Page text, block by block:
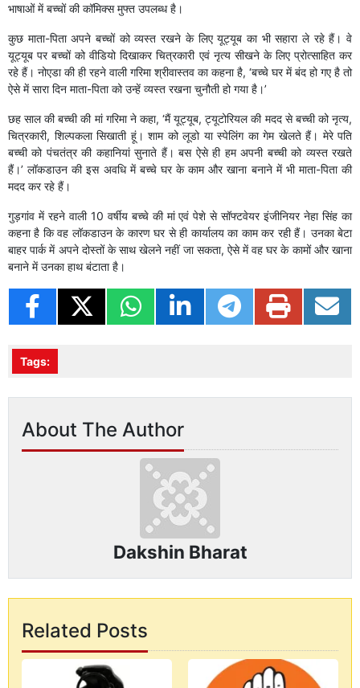
भाषाओं में बच्चों की कॉमिक्स मुफ्त उपलब्ध है।
कुछ माता-पिता अपने बच्चों को व्यस्त रखने के लिए यूट्यूब का भी सहारा ले रहे हैं। वे
यूट्यूब पर बच्चों को वीडियो दिखाकर चित्रकारी एवं नृत्य सीखने के लिए प्रोत्साहित कर
रहे हैं। नोएडा की ही रहने वाली गरिमा श्रीवास्तव का कहना है, ‘बच्चे घर में बंद हो गए है तो
ऐसे में सारा दिन माता-पिता को उन्हें व्यस्त रखना चुनौती हो गया है।’
छह साल की बच्ची की मां गरिमा ने कहा, ‘मैं यूट्यूब, ट्यूटोरियल की मदद से बच्ची को नृत्य,
चित्रकारी, शिल्पकला सिखाती हूं। शाम को लूडो या स्पेलिंग का गेम खेलते हैं। मेरे पति
बच्ची को पंचतंत्र की कहानियां सुनाते हैं। बस ऐसे ही हम अपनी बच्ची को व्यस्त रखते
हैं।’ लॉकडाउन की इस अवधि में बच्चे घर के काम और खाना बनाने में भी माता-पिता की
मदद कर रहे हैं।
गुड़गांव में रहने वाली 10 वर्षीय बच्चे की मां एवं पेशे से सॉफ्टवेयर इंजीनियर नेहा सिंह का
कहना है कि वह लॉकडाउन के कारण घर से ही कार्यालय का काम कर रही हैं। उनका बेटा
बाहर पार्क में अपने दोस्तों के साथ खेलने नहीं जा सकता, ऐसे में वह घर के कामों और खाना
बनाने में उनका हाथ बंटाता है।
Tags:
About The Author
Dakshin Bharat
Related Posts